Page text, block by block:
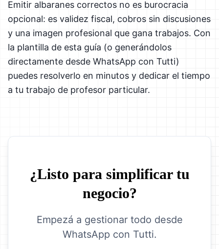
Emitir albaranes correctos no es burocracia
opcional: es validez fiscal, cobros sin discusiones
y una imagen profesional que gana trabajos. Con
la plantilla de esta guía (o generándolos
directamente desde WhatsApp con Tutti)
puedes resolverlo en minutos y dedicar el tiempo
a tu trabajo de profesor particular.
¿Listo para simplificar tu
negocio?
Empezá a gestionar todo desde
WhatsApp con Tutti.